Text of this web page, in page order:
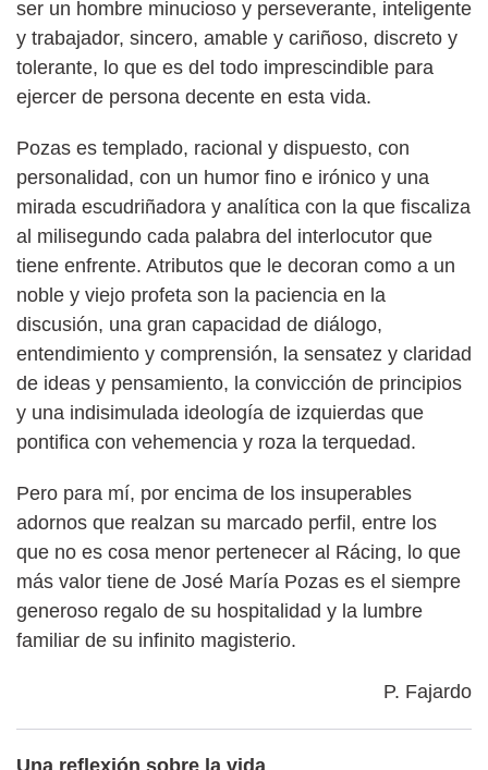
ser un hombre minucioso y perseverante, inteligente
y trabajador, sincero, amable y cariñoso, discreto y
tolerante, lo que es del todo imprescindible para
ejercer de persona decente en esta vida.
Pozas es templado, racional y dispuesto, con
personalidad, con un humor fino e irónico y una
mirada escudriñadora y analítica con la que fiscaliza
al milisegundo cada palabra del interlocutor que
tiene enfrente. Atributos que le decoran como a un
noble y viejo profeta son la paciencia en la
discusión, una gran capacidad de diálogo,
entendimiento y comprensión, la sensatez y claridad
de ideas y pensamiento, la convicción de principios
y una indisimulada ideología de izquierdas que
pontifica con vehemencia y roza la terquedad.
Pero para mí, por encima de los insuperables
adornos que realzan su marcado perfil, entre los
que no es cosa menor pertenecer al Rácing, lo que
más valor tiene de José María Pozas es el siempre
generoso regalo de su hospitalidad y la lumbre
familiar de su infinito magisterio.
P. Fajardo
Una reflexión sobre la vida